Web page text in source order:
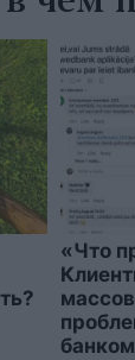
«Что
банком